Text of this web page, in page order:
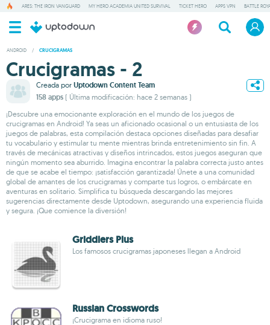
ARES: THE IRON VANGUARD MY HERO ACADEMIA UNITED SURVIVAL TICKET HERO APPS VPN BATTLE
ANDROID / CRUCIGRAMAS
Crucigramas - 2
Creada por Uptodown Content Team
158 apps ( Última modificación: hace 2 semanas )
¡Descubre una emocionante exploración en el mundo de los juegos de
crucigramas en Android! Ya seas un aficionado ocasional o un entusiasta de los
juegos de palabras, esta compilación destaca opciones diseñadas para desafiar
tu vocabulario y estimular tu mente mientras brinda entretenimiento sin fin. A
través de mecánicas atractivas y diseños intrincados, estos juegos aseguran que
ningún momento sea aburrido. Imagina encontrar la palabra correcta justo antes
de que se acabe el tiempo: ¡satisfacción garantizada! Únete a una comunidad
global de amantes de los crucigramas y comparte tus logros, o embárcate en
aventuras en solitario. Simplifica tu búsqueda descargando las mejores
sugerencias directamente desde Uptodown, asegurando una experiencia fluida
y segura. ¡Que comience la diversión!
Griddlers Plus
Los famosos crucigramas japoneses llegan a Android
Russian Crosswords
¡Crucigrama en idioma ruso!